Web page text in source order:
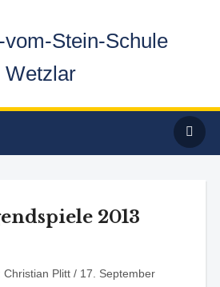
2013
Christian Plitt / 17. September